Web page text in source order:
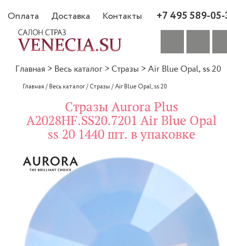
Оплата Доставка Контакты +7 495 589-
Главная > Весь каталог > Стразы > Air Blue Opal, ss 20
Главная /Весь каталог/Стразы /Air Blue Opal, ss 20
Стразы Aurora Plus
A2028HF.SS20.7201 Air Blue Opal
ss 20 1440 шт. в упаковке